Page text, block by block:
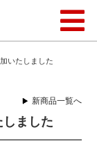
いたしました
ました
新商品一覧へ